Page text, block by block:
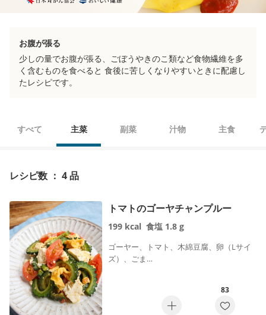
お腹が張る
少しの量でお腹が張る、ごぼうやきのこ類など食物繊維を多
く含むものを食べると 食後に苦しくなりやすいときに配慮し
たレシピです。
すべて 主菜 副菜 汁物 主食
レシピ数 ： 4 品
トマトのゴーヤチャンプルー
199 kcal 食塩 1.8 g
ゴーヤー、トマト、木綿豆腐、卵（Lサイ
ズ）、ごま…
83